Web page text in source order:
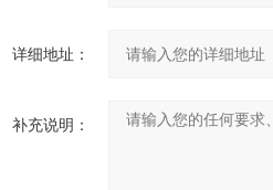
详细地址：
补充说明：